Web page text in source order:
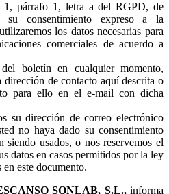
1, párrafo 1, letra a del RGPD, de
su consentimiento expreso a la
los datos necesarias para
comerciales de acuerdo a
boletín en cualquier momento,
dirección de contacto aquí descrita o
para ello en el e-mail con dicha
su dirección de correo electrónico
no haya dado su consentimiento
siendo usados, o nos reservemos el
datos en casos permitidos por la ley
este documento.
SONLAB, S.L.,informa